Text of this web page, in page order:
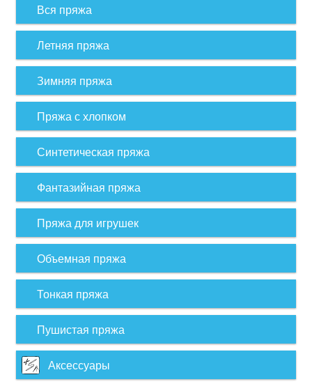
Вся пряжа
Летняя пряжа
Зимняя пряжа
Пряжа с хлопком
Синтетическая пряжа
Фантазийная пряжа
Пряжа для игрушек
Объемная пряжа
Тонкая пряжа
Пушистая пряжа
Аксессуары